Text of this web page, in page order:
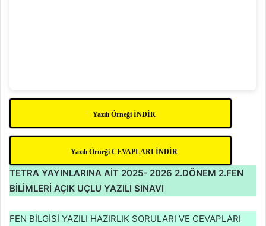
Yazılı Örneği İNDİR
Yazılı Örneği CEVAPLARI İNDİR
TETRA YAYINLARINA AİT 2025- 2026 2.DÖNEM 2.FEN
BİLİMLERİ AÇIK UÇLU YAZILI SINAVI
FEN BİLGİSİ YAZILI HAZIRLIK SORULARI VE CEVAPLARI